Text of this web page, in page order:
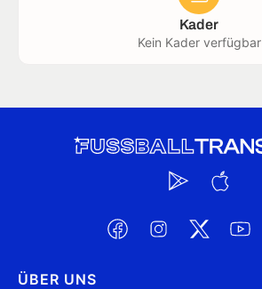
Kader
Kein Kader verfügbar
ÜBER UNS